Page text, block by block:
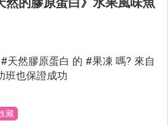
天然膠原蛋白 的 #果凍 嗎? 來自
班也保證成功
藏